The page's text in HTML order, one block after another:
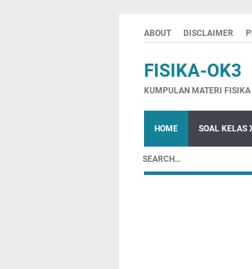
ABOUT DISCLAIMER
FISIKA-OK3
KUMPULAN MATERI
HOME SOAL KELAS